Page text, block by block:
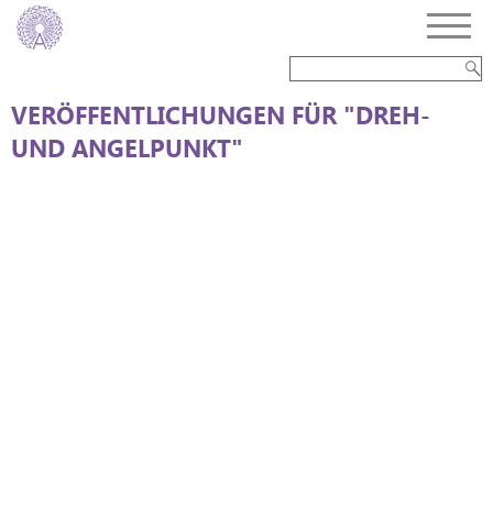
VERÖFFENTLICHUNGEN FÜR "DREH-
UND ANGELPUNKT"